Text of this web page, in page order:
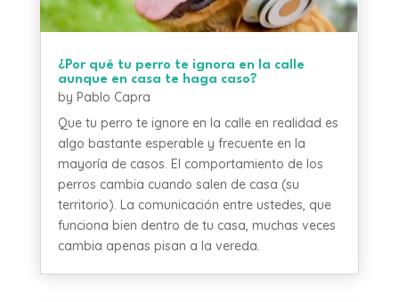
¿Por qué tu perro te ignora en la calle
aunque en casa te haga caso?
by Pablo Capra
Que tu perro te ignore en la calle en realidad es
algo bastante esperable y frecuente en la
mayoría de casos. El comportamiento de los
perros cambia cuando salen de casa (su
territorio). La comunicación entre ustedes, que
funciona bien dentro de tu casa, muchas veces
cambia apenas pisan a la vereda.